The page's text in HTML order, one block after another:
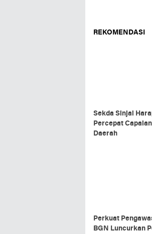
REKOMENDASI
Sekda Sinjai
Percepat
Daerah
Perkuat
BGN Luncurkan